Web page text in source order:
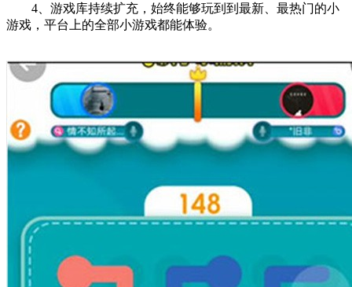
4、游戏库持续扩充，始终能够玩到到最新、最热门的小
游戏，平台上的全部小游戏都能体验。